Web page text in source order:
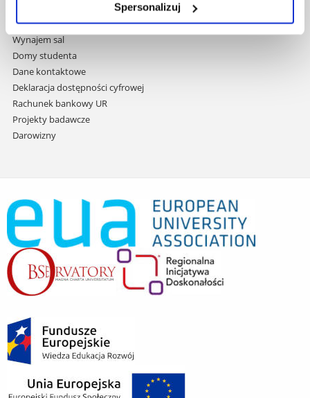
Spersonalizuj
Projekty współfinansowane przez UE
Projekty realizowane z KPO
Wynajem sal
Domy studenta
Dane kontaktowe
Deklaracja dostępności cyfrowej
Rachunek bankowy UR
Projekty badawcze
Darowizny